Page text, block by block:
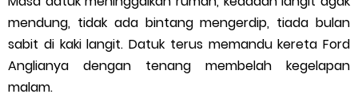
mendung, tidak ada bintang mengerdip, tiada bulan
sabit di kaki langit. Datuk terus memandu kereta Ford
Anglianya dengan tenang membelah kegelapan
malam.